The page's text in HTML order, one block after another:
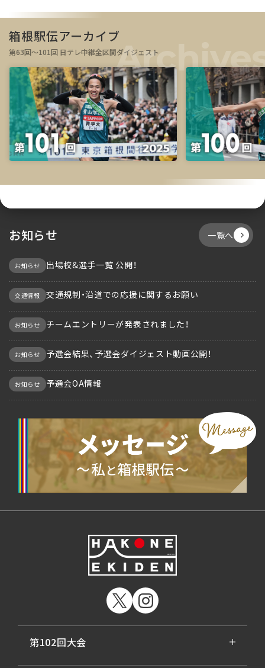
箱根駅伝アーカイブ
第63回～101回 日テレ中継全区間ダイジェスト
お知らせ 一覧へ
お知らせ 出場校&選手一覧 公開！
交通情報 交通規制・沿道での応援に関するお願い
お知らせ チームエントリーが発表されました！
お知らせ 予選会結果、予選会ダイジェスト動画公開！
お知らせ 予選会OA情報
第102回大会